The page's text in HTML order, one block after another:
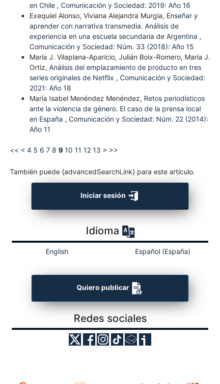
en Chile , Comunicación y Sociedad: 2019: Año 16
Exequiel Alonso, Viviana Alejandra Murgia, Enseñar y
aprender con narrativa transmedia. Análisis de
experiencia en una escuela secundaria de Argentina ,
Comunicación y Sociedad: Núm. 33 (2018): Año 15
María J. Vilaplana-Aparicio, Julián Boix-Romero, María J.
Ortiz, Análisis del emplazamiento de producto en tres
series originales de Netflix , Comunicación y Sociedad:
2021: Año 18
María Isabel Menéndez Menéndez, Retos periodísticos
ante la violencia de género. El caso de la prensa local
en España , Comunicación y Sociedad: Núm. 22 (2014):
Año 11
<< < 4 5 6 7 8 9 10 11 12 13 > >>
También puede {advancedSearchLink} para este artículo.
Iniciar sesión
Idioma
English Español (España)
Quiero publicar
Redes sociales